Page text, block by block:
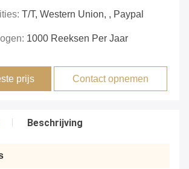
T/T, Western Union, , Paypal
1000 Reeksen Per Jaar
prijs Contact opnemen
Beschrijving